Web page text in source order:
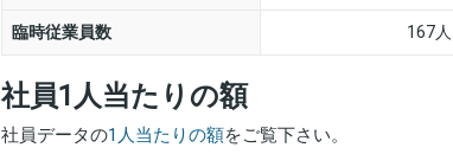
臨時従業員数 167人
社員1人当たりの額
社員データの1人当たりの額をご覧下さい。